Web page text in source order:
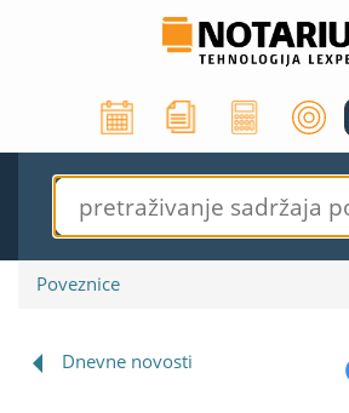
Poveznice
Dnevne novosti